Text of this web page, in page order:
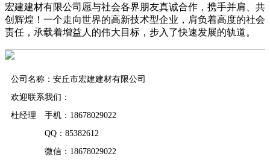
宏建建材有限公司愿与社会各界朋友真诚合作，携手并肩、共
创辉煌！一个走向世界的高新技术型企业，肩负着高度的社会
责任，承载着增益人的伟大目标，步入了快速发展的轨道。
公司名称：安丘市宏建建材有限公司
欢迎联系我们：
杜经理 手机：18678029022
QQ：85382612
微信：18678029022